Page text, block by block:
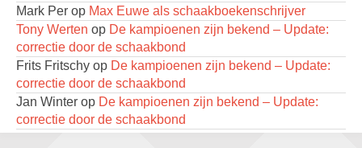
Nazomervierkampentoernooi 2026
28 augustus 2026 · Assen
KC Open
28 augustus 2026 · Haarlem
11e Goirles Weekend Kampioenschap
28 augustus 2026 · Goirle
Mark Per op Max Euwe als schaakboekenschrijver
Tony Werten op De kampioenen zijn bekend – Update:
correctie door de schaakbond
Frits Fritschy op De kampioenen zijn bekend – Update:
correctie door de schaakbond
Jan Winter op De kampioenen zijn bekend – Update:
correctie door de schaakbond